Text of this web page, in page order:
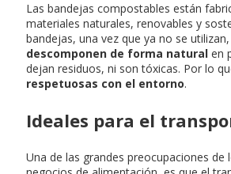
Las bandejas compostables están
materiales naturales, renovables y
bandejas, una vez que ya no se utilizan,
descomponen de forma natural en
dejan residuos, ni son tóxicas. Por lo
respetuosas con el entorno.
Ideales para el
Una de las grandes preocupaciones de